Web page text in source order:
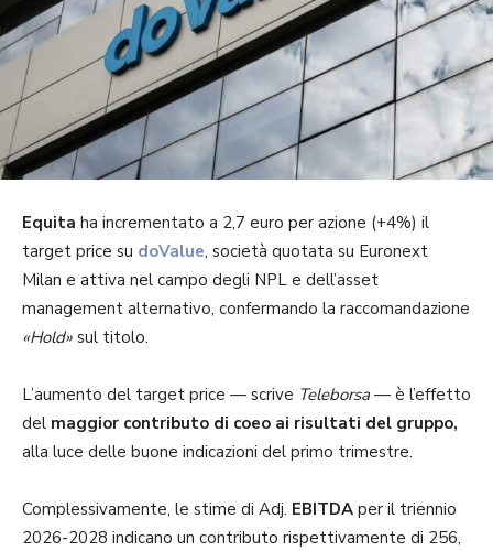
Equita ha incrementato a 2,7 euro per azione (+4%) il
target price su doValue, società quotata su Euronext
Milan e attiva nel campo degli NPL e dell’asset
management alternativo, confermando la raccomandazione
«Hold» sul titolo.
L’aumento del target price — scrive Teleborsa— è l’effetto
del maggior contributo di coeo ai risultati del gruppo,
alla luce delle buone indicazioni del primo trimestre.
Complessivamente, le stime di Adj. EBITDA per il triennio
2026-2028 indicano un contributo rispettivamente di 256,